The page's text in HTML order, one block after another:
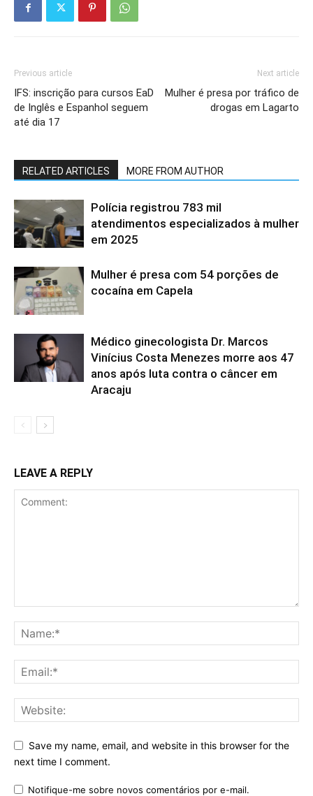
Previous article
IFS: inscrição para cursos EaD
de Inglês e Espanhol seguem
até dia 17
Next article
Mulher é presa por tráfico de
drogas em Lagarto
RELATED ARTICLES MORE FROM AUTHOR
Polícia registrou 783 mil
atendimentos especializados à mulher
em 2025
Mulher é presa com 54 porções de
cocaína em Capela
Médico ginecologista Dr. Marcos
Vinícius Costa Menezes morre aos 47
anos após luta contra o câncer em
Aracaju
LEAVE A REPLY
Save my name, email, and website in this browser for the
next time I comment.
Notifique-me sobre novos comentários por e-mail.